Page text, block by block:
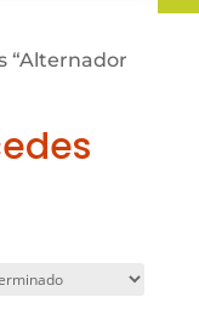
“Alternador